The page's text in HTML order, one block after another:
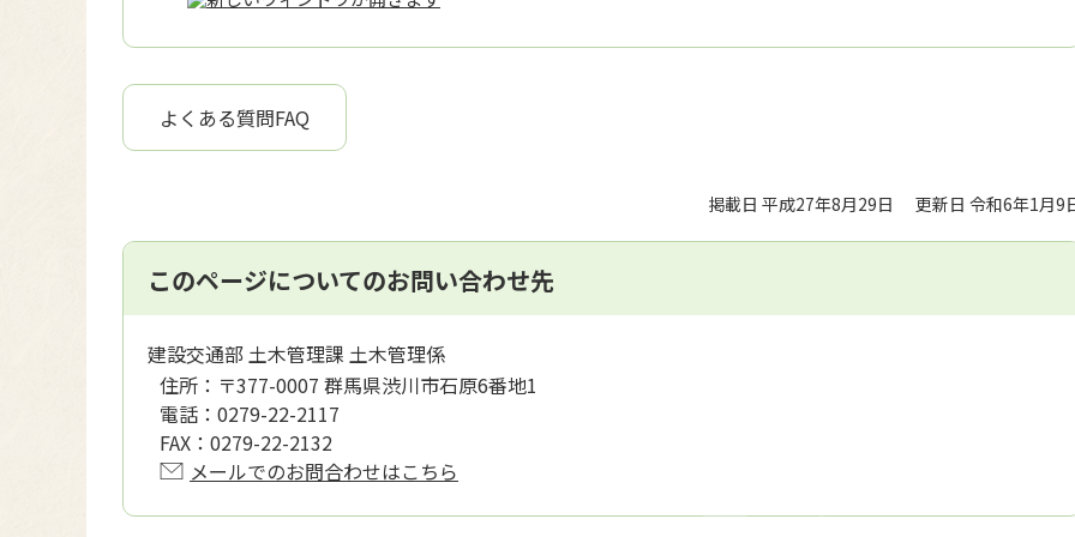
よくある質問FAQ
掲載日 平成27年8月29日 更新日 令和6年1月9
このページについてのお問い合わせ先
建設交通部 土木管理課 土木管理係
住所： 〒377-0007 群馬県渋川市石原6番地1
電話： 0279-22-2117
FAX： 0279-22-2132
メールでのお問合わせはこちら